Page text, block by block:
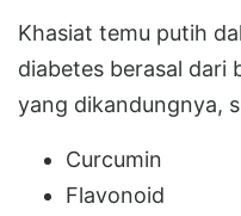
Khasiat temu putih
diabetes berasal dari
yang dikandungnya,
Curcumin
Flavonoid